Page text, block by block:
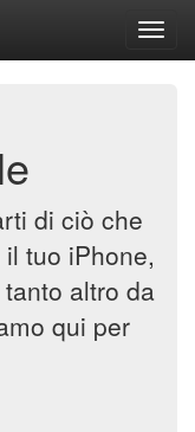
di ciò che
tuo iPhone,
altro da
qui per